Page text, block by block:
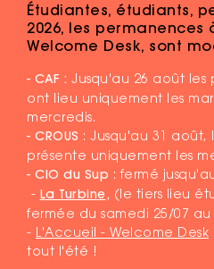
Étudiantes, étudiants,
2026, les permanences
Welcome Desk, sont
- CAF : Jusqu'au 26 août les
ont lieu uniquement les
mercredis.
- CROUS : Jusqu'au 31 août,
présente uniquement les
- CIO du Sup : fermé
- La Turbine, (le tiers lieu
fermée du samedi 25/07 au
- L'Accueil - Welcome Desk
tout l'été !